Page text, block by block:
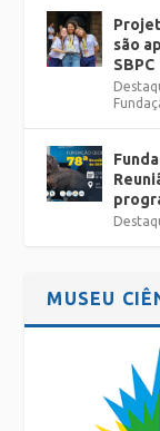
são
SBPC
MUSEU